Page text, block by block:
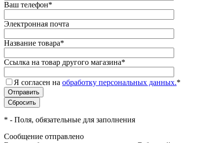
Ваш телефон*
Электронная почта
Название товара*
Ссылка на товар другого магазина*
Я согласен на обработку персональных данных.*
* - Поля, обязательные для заполнения
Сообщение отправлено